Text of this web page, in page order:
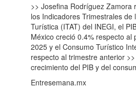
>> Josefina Rodríguez Zamora
los Indicadores Trimestrales de
Turística (ITAT) del INEGI, el
México creció 0.4% respecto al
2025 y el Consumo Turístico
respecto al trimestre anterior
crecimiento del PIB y del
Entresemana.mx